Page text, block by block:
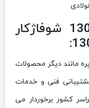
ضمانت دیگ چدنی 1300 شوفاژکار
دیگ چدنی شوفاژکار1300 مدل استار 19 پره مانند دیگر محصولات
ضمانت 10 ساله از پشتیبانی فنی و خدمات
کشور برخوردار می